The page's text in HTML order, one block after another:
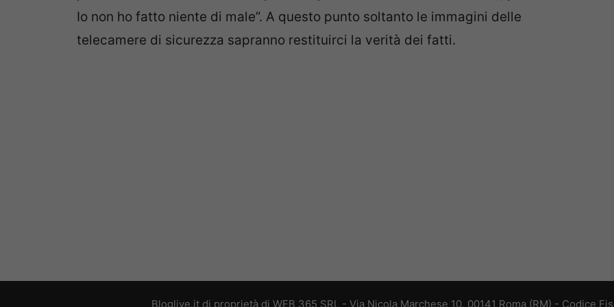
Io non ho fatto niente di male”. A questo punto soltanto le immagini delle
telecamere di sicurezza sapranno restituirci la verità dei fatti.
Bloglive.it di proprietà di WEB 365 SRL - Via Nicola Marchese 10, 00141 Roma (RM) - Codice